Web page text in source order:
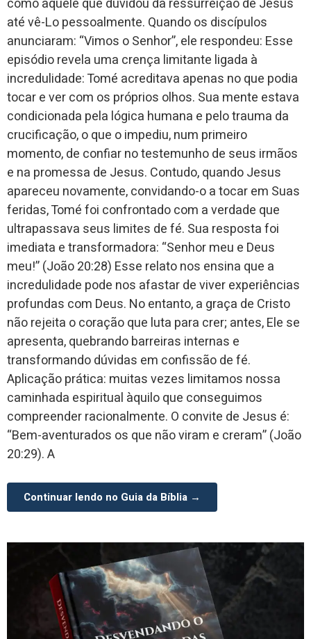
como aquele que duvidou da ressurreição de Jesus
até vê-Lo pessoalmente. Quando os discípulos
anunciaram: “Vimos o Senhor”, ele respondeu: Esse
episódio revela uma crença limitante ligada à
incredulidade: Tomé acreditava apenas no que podia
tocar e ver com os próprios olhos. Sua mente estava
condicionada pela lógica humana e pelo trauma da
crucificação, o que o impediu, num primeiro
momento, de confiar no testemunho de seus irmãos
e na promessa de Jesus. Contudo, quando Jesus
apareceu novamente, convidando-o a tocar em Suas
feridas, Tomé foi confrontado com a verdade que
ultrapassava seus limites de fé. Sua resposta foi
imediata e transformadora: “Senhor meu e Deus
meu!” (João 20:28) Esse relato nos ensina que a
incredulidade pode nos afastar de viver experiências
profundas com Deus. No entanto, a graça de Cristo
não rejeita o coração que luta para crer; antes, Ele se
apresenta, quebrando barreiras internas e
transformando dúvidas em confissão de fé.
Aplicação prática: muitas vezes limitamos nossa
caminhada espiritual àquilo que conseguimos
compreender racionalmente. O convite de Jesus é:
“Bem-aventurados os que não viram e creram” (João
20:29). A
Continuar lendo no Guia da Bíblia →